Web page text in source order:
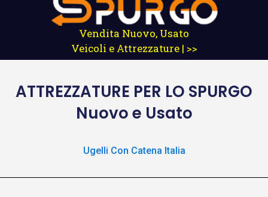
Vendita Nuovo, Usato
Veicoli e Attrezzature | >>
ATTREZZATURE PER LO SPURGO
Nuovo e Usato
Ugelli Con Catena Italia